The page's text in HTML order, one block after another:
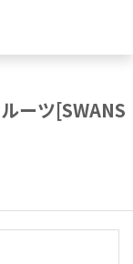
ーツ[SWANS